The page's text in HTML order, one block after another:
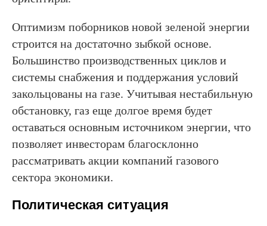
Оптимизм поборников новой зеленой энергии
строится на достаточно зыбкой основе.
Большинство производственных циклов и
системы снабжения и поддержания условий
закольцованы на газе. Учитывая нестабильную
обстановку, газ еще долгое время будет
оставаться основным источником энергии, что
позволяет инвесторам благосклонно
рассматривать акции компаний газового
сектора экономики.
Политическая ситуация